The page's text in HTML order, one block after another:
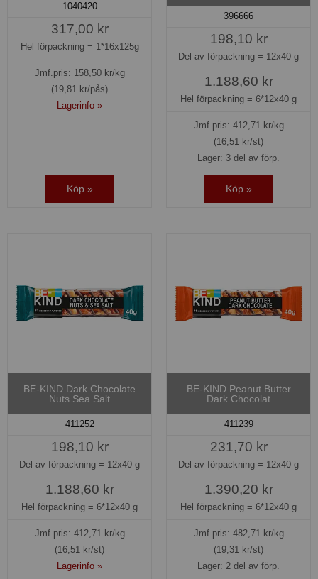
1040420
317,00 kr
Hel förpackning = 1*16x125g
Jmf.pris: 158,50kr/kg
(19,81 kr/pås)
Lagerinfo »
Köp »
396666
198,10 kr
Del av förpackning = 12x40 g
1.188,60 kr
Hel förpackning = 6*12x40 g
Jmf.pris: 412,71
kr/kg
(16,51 kr/st)
Lager: 3 del av förp.
Köp »
BE-KIND Dark Chocolate
Nuts Sea Salt
411252
198,10 kr
Del av förpackning = 12x40 g
1.188,60 kr
Hel förpackning = 6*12x40 g
Jmf.pris: 412,71
kr/kg
(16,51 kr/st)
Lagerinfo »
BE-KIND Peanut Butter
Dark Chocolat
411239
231,70 kr
Del av förpackning = 12x40 g
1.390,20 kr
Hel förpackning = 6*12x40 g
Jmf.pris: 482,71
kr/kg
(19,31 kr/st)
Lager: 2 del av förp.